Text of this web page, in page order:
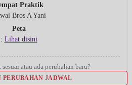
Praktik
Bros A Yani
Peta
: Lihat disini
atau ada perubahan baru?
PERUBAHAN JADWAL